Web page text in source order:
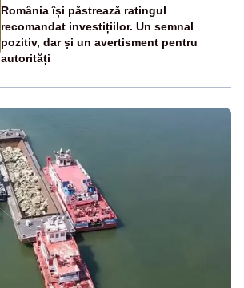
România își păstrează ratingul
recomandat investițiilor. Un semnal
pozitiv, dar și un avertisment pentru
autorități